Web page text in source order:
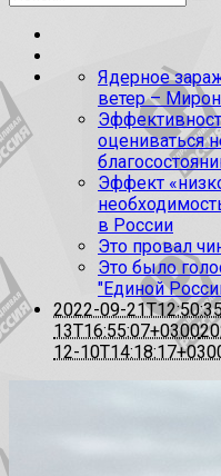
Ядерное
ветер –
оцениваться
Эффект
в России
Это провал
Это было
"Единой
2022-09-
13T16:55:07+0300
12-